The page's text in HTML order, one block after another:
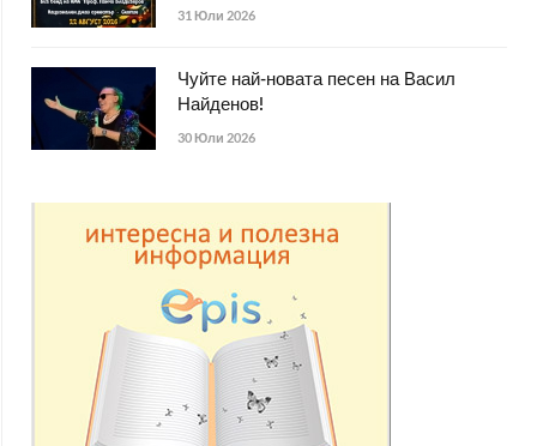
31 Юли 2026
Чуйте най-новата песен на Васил
Найденов!
30 Юли 2026